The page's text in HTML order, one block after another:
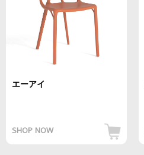
エーアイ
SHOP NOW